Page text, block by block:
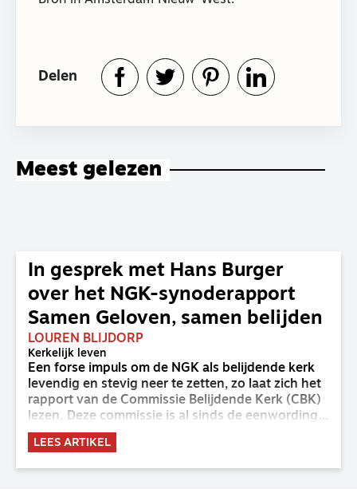
Delen
Meest gelezen
In gesprek met Hans Burger
over het NGK-synoderapport
Samen Geloven, samen belijden
LOUREN BLIJDORP
Kerkelijk leven
Een forse impuls om de NGK als belijdende kerk
levendig en stevig neer te zetten, zo laat zich het
rapport van de Commissie Belijdende Kerk (CBK)
lezen. Deze commissie is al sinds de eenwording
van de GKv en NGK actief en kreeg van de
synode van Deventer in 2023 de opdracht om
LEES ARTIKEL